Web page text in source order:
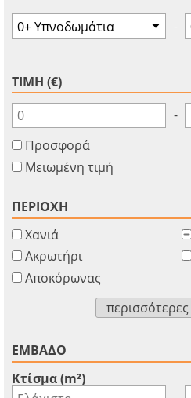
ΤΙΜΗ (€)
-
Προσφορά
Μειωμένη τιμή
ΠΕΡΙΟΧΗ
Χανιά
Ακρωτήρι
Αποκόρωνας
ΕΜΒΑΔΟ
Κτίσμα (m²)